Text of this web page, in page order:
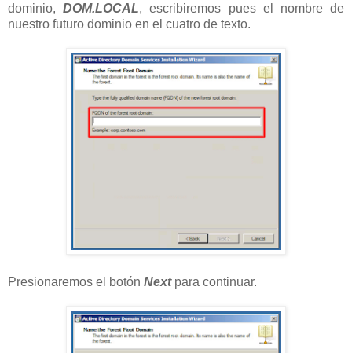
dominio,DOM.LOCAL, escribiremos pues el nombre de
nuestro futuro dominio en el cuatro de texto.
Presionaremos el botón Nextpara continuar.